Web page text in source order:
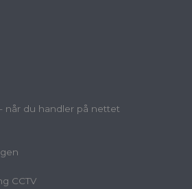
når du handler på nettet
CCTV